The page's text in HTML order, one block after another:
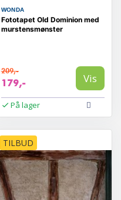
WONDA
Fototapet Old Dominion med
murstensmønster
209,-
179,- Vis
På lager
TILBUD